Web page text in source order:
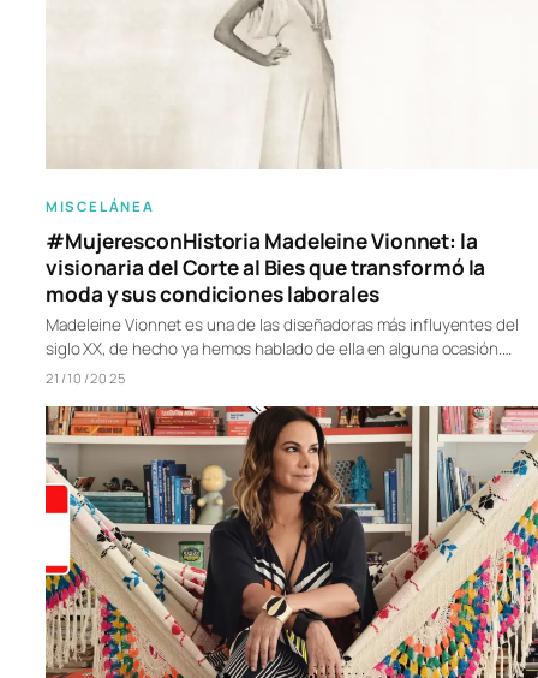
MISCELÁNEA
#MujeresconHistoria Madeleine Vionnet: la
visionaria del Corte al Bies que transformó la
moda y sus condiciones laborales
Madeleine Vionnet es una de las diseñadoras más influyentes del
siglo XX, de hecho ya hemos hablado de ella en alguna ocasión.…
21/10/2025